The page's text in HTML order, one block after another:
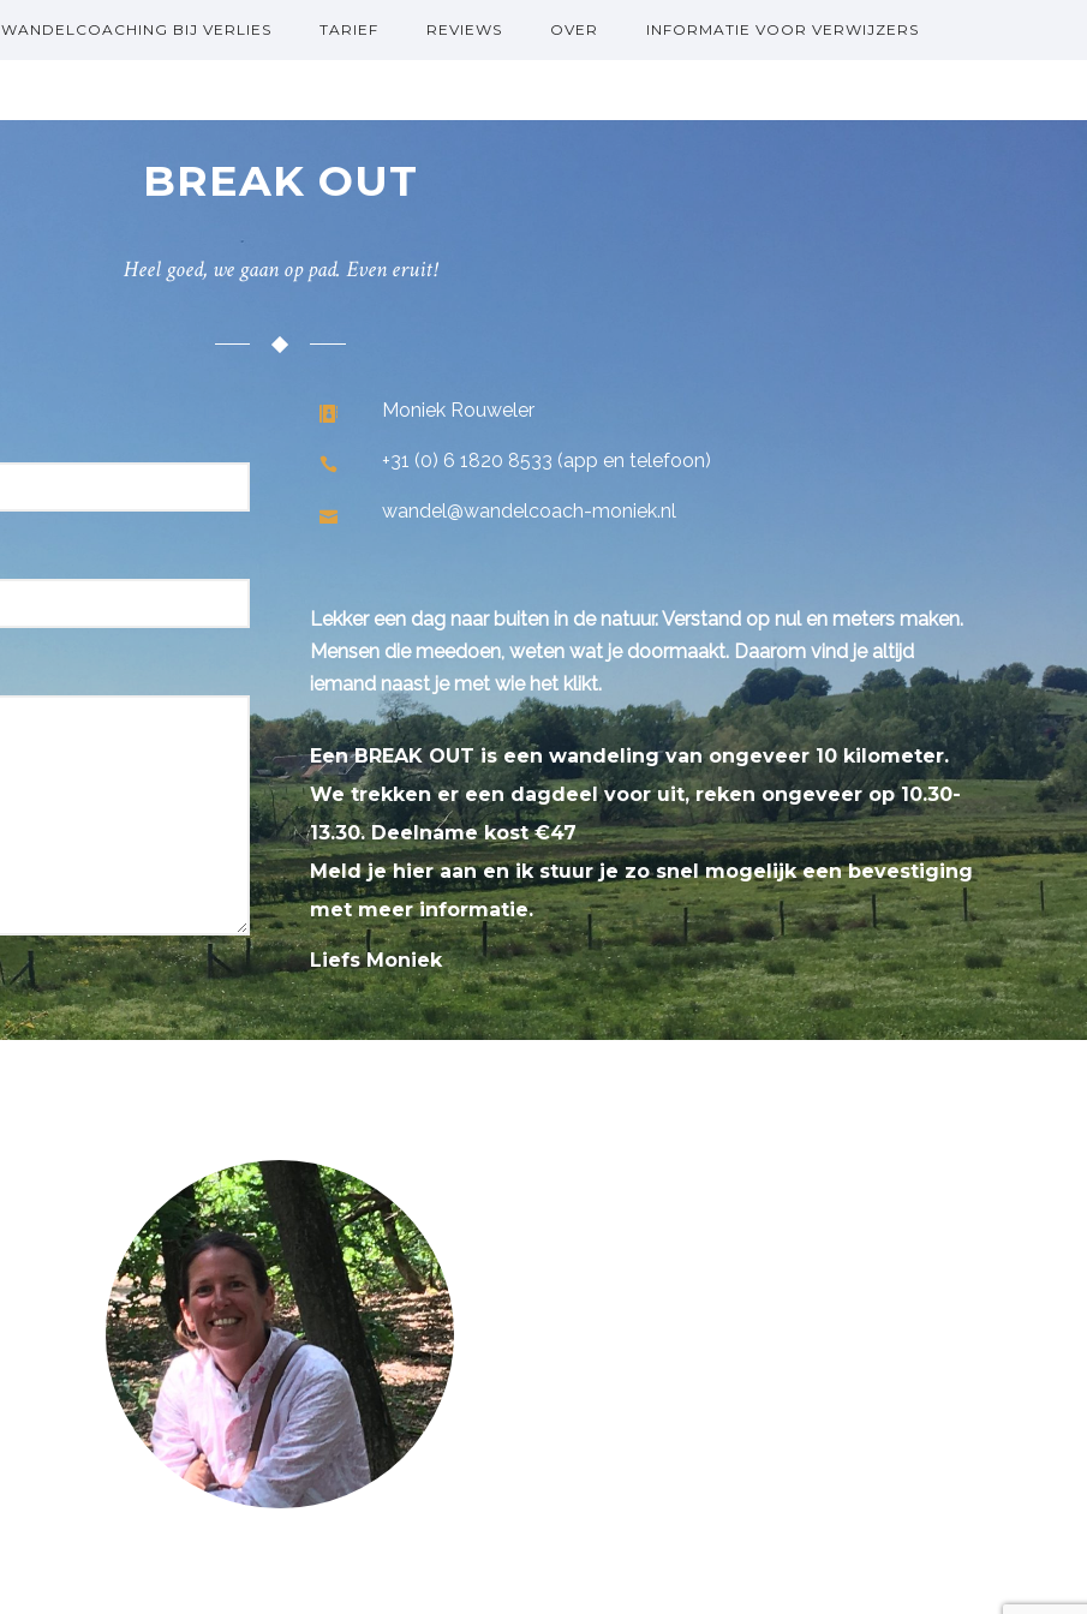
WANDELCOACHING BIJ VERLIES TARIEF REVIEWS OVER INFORMATIE VOOR VERWIJZERS
BREAK OUT
Heel goed, we gaan op pad. Even eruit!
Moniek Rouweler
+31 (0) 6 1820 8533 (app en telefoon)
wandel@wandelcoach-moniek.nl
Lekker een dag naar buiten in de natuur. Verstand op nul en meters maken.
Mensen die meedoen, weten wat je doormaakt. Daarom vind je altijd
iemand naast je met wie het klikt.
Een BREAK OUT is een wandeling van ongeveer 10 kilometer.
We trekken er een dagdeel voor uit, reken ongeveer op 10.30-
13.30. Deelname kost €47
Meld je hier aan en ik stuur je zo snel mogelijk een bevestiging
met meer informatie.
Liefs Moniek